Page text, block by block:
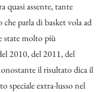
quasi assente, tante
parla di basket vola ad
state molto più
2010, del 2011, del
il risultato dica il
speciale extra-lusso nel